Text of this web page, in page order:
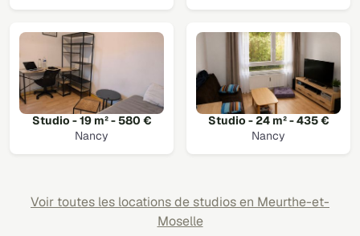
Studio - 19 m² - 580 €
Nancy
Studio - 24 m² - 435 €
Nancy
Voir toutes les locations de studios en Meurthe-et-
Moselle